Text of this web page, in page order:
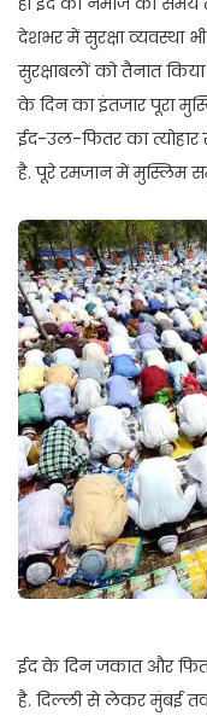
देशभर में सुरक्षा व्यवस्था
सुरक्षाबलों को तैनात
के दिन का इंतजार पूरा
ईद-उल-फितर का त्योहार
है. पूरे रमजान में मुस्लिम
ईद के दिन जकात और
है. दिल्ली से लेकर मुंबई